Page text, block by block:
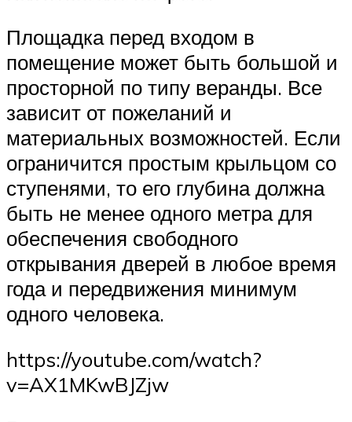
Площадка перед входом в
помещение может быть большой и
просторной по типу веранды. Все
зависит от пожеланий и
материальных возможностей. Если
ограничится простым крыльцом со
ступенями, то его глубина должна
быть не менее одного метра для
обеспечения свободного
открывания дверей в любое время
года и передвижения минимум
одного человека.
https://youtube.com/watch?
v=AX1MKwBJZjw